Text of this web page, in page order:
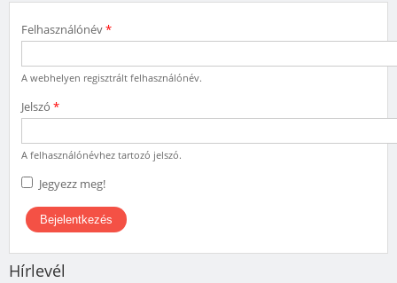
Felhasználónév*
A webhelyen regisztrált felhasználónév.
Jelszó *
A felhasználónévhez tartozó jelszó.
Jegyezz meg!
Hírlevél